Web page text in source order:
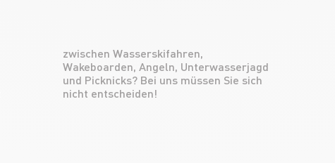
nicht entscheiden!